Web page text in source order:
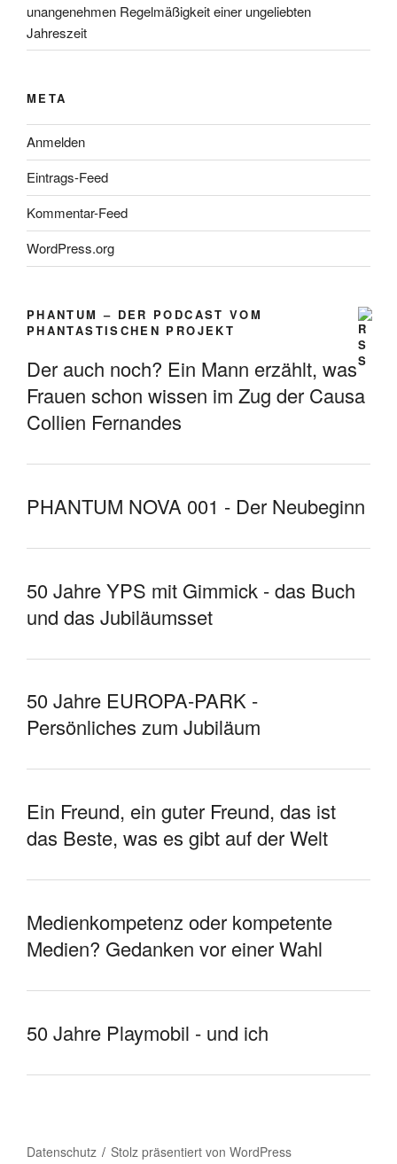
unangenehmen Regelmäßigkeit einer ungeliebten
Jahreszeit
META
Anmelden
Eintrags-Feed
Kommentar-Feed
WordPress.org
PHANTUM – DER PODCAST VOM
PHANTASTISCHEN PROJEKT
Der auch noch? Ein Mann erzählt, was
Frauen schon wissen im Zug der Causa
Collien Fernandes
PHANTUM NOVA 001 - Der Neubeginn
50 Jahre YPS mit Gimmick - das Buch
und das Jubiläumsset
50 Jahre EUROPA-PARK -
Persönliches zum Jubiläum
Ein Freund, ein guter Freund, das ist
das Beste, was es gibt auf der Welt
Medienkompetenz oder kompetente
Medien? Gedanken vor einer Wahl
50 Jahre Playmobil - und ich
Datenschutz Stolz präsentiert von WordPress